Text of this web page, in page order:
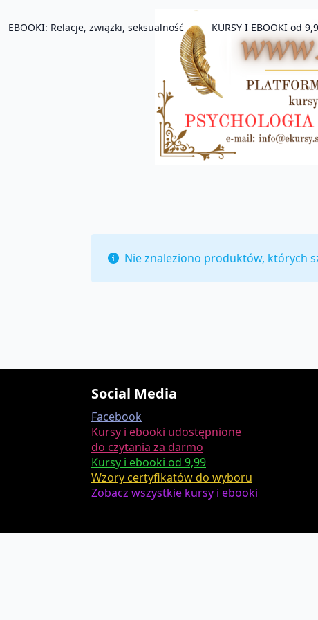
EBOOKI: Relacje, związki, seksualność KURSY I EBOOKI od
Nie znaleziono produktów, których
Social Media
Facebook
Kursy i ebooki udostępnione
do czytania za darmo
Kursy i ebooki od 9,99
Wzory certyfikatów do wyboru
Zobacz wszystkie kursy i ebooki